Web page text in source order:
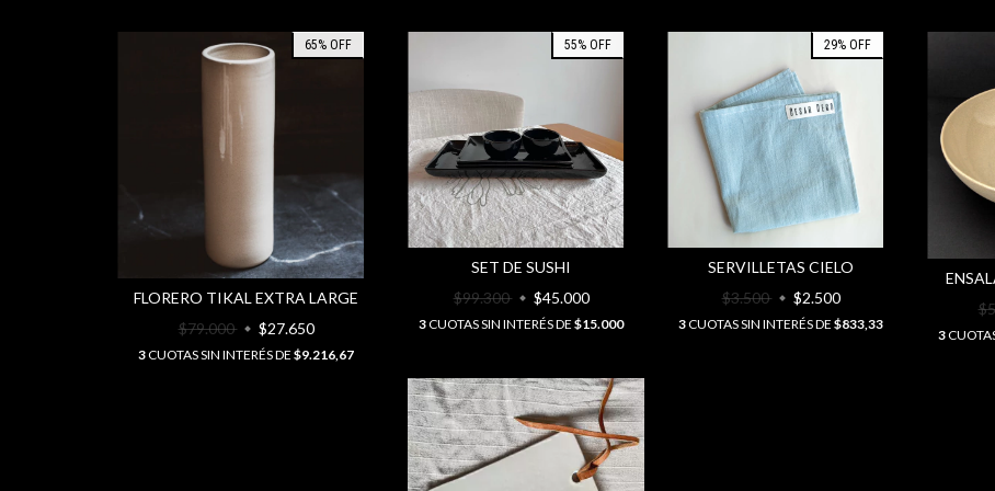
65% OFF
FLORERO TIKAL EXTRA LARGE
$79.000
$27.650
3CUOTAS SIN INTERÉS DE $9.216,67
55% OFF
SET DE SUSHI
$99.300
$45.000
3CUOTAS SIN INTERÉS DE $15.000
29% OFF
SERVILLETAS CIELO
$3.500
$2.500
3CUOTAS SIN INTERÉS DE $833,33
3